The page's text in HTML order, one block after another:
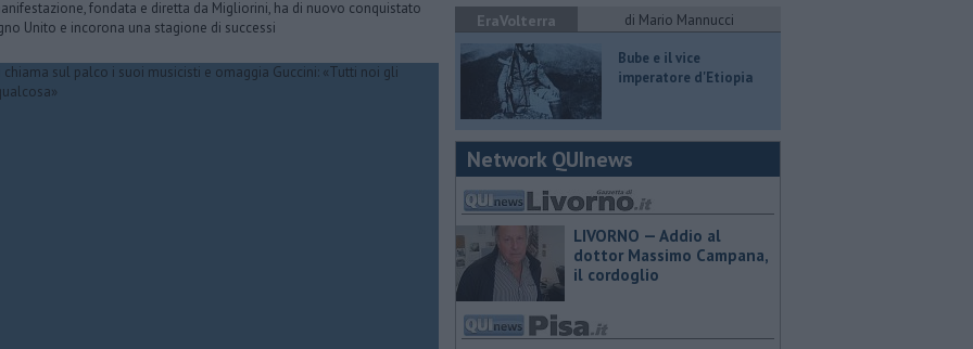
fondata e diretta da Migliorini, ha di nuovo conquistato
Unito e incorona una stagione di successi
EraVolterra di Mario Mannucci
​Bube e il vice
imperatore d'Etiopia
Network QUInews
LIVORNO — Addio al
dottor Massimo Campana,
il cordoglio